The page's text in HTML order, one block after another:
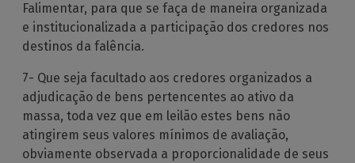
Falimentar, para que se faça de maneira organizada
e institucionalizada a participação dos credores nos
destinos da falência.
7- Que seja facultado aos credores organizados a
adjudicação de bens pertencentes ao ativo da
massa, toda vez que em leilão estes bens não
atingirem seus valores mínimos de avaliação,
obviamente observada a proporcionalidade de seus